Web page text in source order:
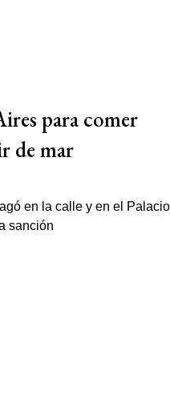
para comer
de mar